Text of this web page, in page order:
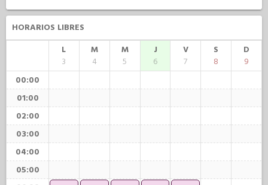
HORARIOS LIBRES
L
3
M
4
M
5
J
6
V
7
S
8
D
9
00:00
01:00
02:00
03:00
04:00
05:00